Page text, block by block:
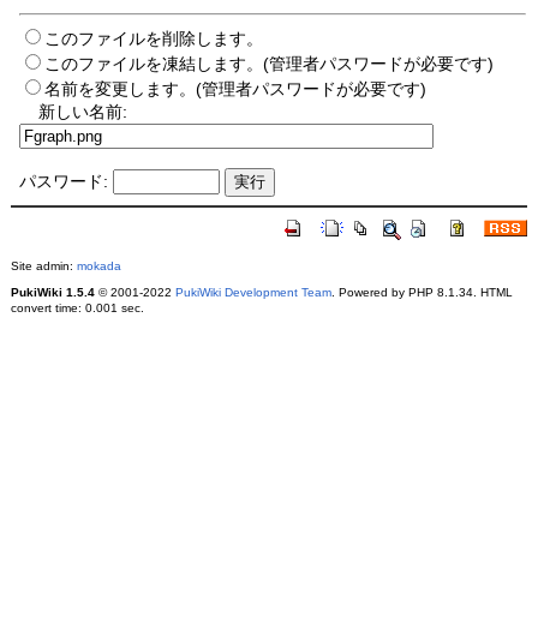
このファイルを削除します。
このファイルを凍結します。(管理者パスワードが必要です)
名前を変更します。(管理者パスワードが必要です)
新しい名前:
パスワード:
Site admin: mokada
PukiWiki 1.5.4© 2001-2022 PukiWiki Development Team. Powered by PHP 8.1.34. HTML
convert time: 0.001 sec.